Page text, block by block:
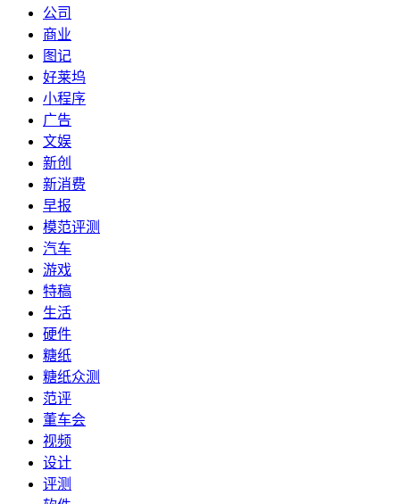
公司
商业
图记
好莱坞
小程序
广告
文娱
新创
新消费
早报
模范评测
汽车
游戏
特稿
生活
硬件
糖纸
糖纸众测
范评
董车会
视频
设计
评测